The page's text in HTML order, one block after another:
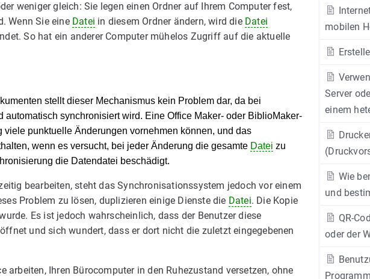
mobilen
Server
einem
Wie
und
QR-
oder der
weniger gleich: Sie legen einen Ordner auf Ihrem Computer fest,
Wenn Sie eine Datei in diesem Ordner ändern, wird die Datei
So hat ein anderer Computer mühelos Zugriff auf die aktuelle
stellt dieser Mechanismus kein Problem dar, da bei
automatisch synchronisiert wird. Eine Office Maker- oder BiblioMaker-
punktuelle Änderungen vornehmen können, und das
wenn es versucht, bei jeder Änderung die gesamte Datei zu
die Datendatei beschädigt.
bearbeiten, steht das Synchronisationssystem jedoch vor einem
Problem zu lösen, duplizieren einige Dienste die Datei. Die Kopie
Es ist jedoch wahrscheinlich, dass der Benutzer diese
und sich wundert, dass er dort nicht die zuletzt eingegebenen
Ihren Bürocomputer in den Ruhezustand versetzen, ohne